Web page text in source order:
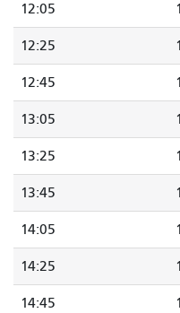
12:05
12:25
12:45
13:05
13:25
13:45
14:05
14:25
14:45